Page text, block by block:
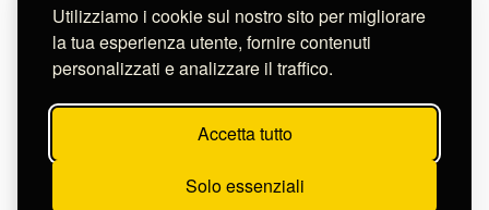
Utilizziamo i cookie sul nostro sito per migliorare
la tua esperienza utente, fornire contenuti
personalizzati e analizzare il traffico.
Accetta tutto
Solo essenziali
Burgkmair Hans
IL GIOVANE PRINCIPE CONVERSA CON I
S-FN44229